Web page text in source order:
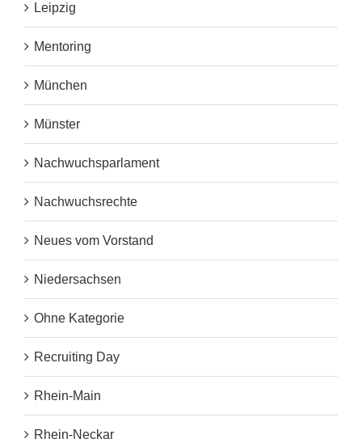
Leipzig
Mentoring
München
Münster
Nachwuchsparlament
Nachwuchsrechte
Neues vom Vorstand
Niedersachsen
Ohne Kategorie
Recruiting Day
Rhein-Main
Rhein-Neckar